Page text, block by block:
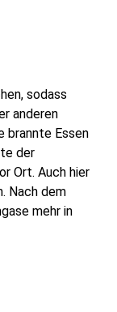
sodass
anderen
brannte Essen
der
Ort. Auch hier
Nach dem
mehr in